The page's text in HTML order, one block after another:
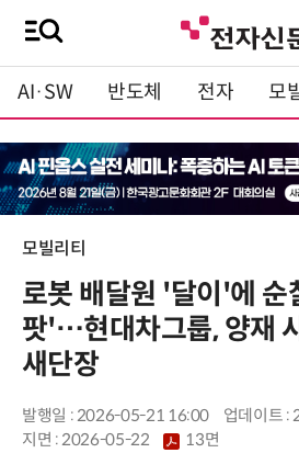
AI·SW 반도체 전자 모
모빌리티
로봇 배달원 '달이'에 순
팟'…현대차그룹, 양재
새단장
발행일 : 2026-05-21 16:00
업데이트
지면 :2026-05-22 13면